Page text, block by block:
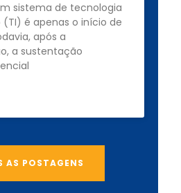
sistema de tecnologia
é apenas o início de
após a
a sustentação
AS POSTAGENS